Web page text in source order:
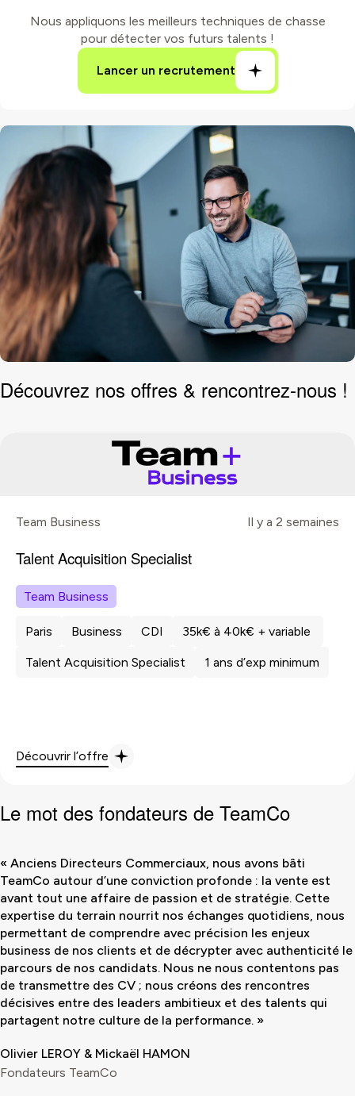
Nous appliquons les meilleurs techniques de chasse
pour détecter vos futurs talents !
Découvrez nos offres & rencontrez-nous !
Team Business Il y a 2 semaines
Talent Acquisition Specialist
Team Business
Paris Business CDI 35k€ à 40k€ + variable
Talent Acquisition Specialist 1 ans d’exp minimum
Découvrir l’offre
Le mot des fondateurs de TeamCo
« Anciens Directeurs Commerciaux, nous avons bâti
TeamCo autour d’une conviction profonde : la vente est
avant tout une affaire de passion et de stratégie. Cette
expertise du terrain nourrit nos échanges quotidiens, nous
permettant de comprendre avec précision les enjeux
business de nos clients et de décrypter avec authenticité le
parcours de nos candidats. Nous ne nous contentons pas
de transmettre des CV ; nous créons des rencontres
décisives entre des leaders ambitieux et des talents qui
partagent notre culture de la performance. »
Olivier LEROY & Mickaël HAMON
Fondateurs TeamCo